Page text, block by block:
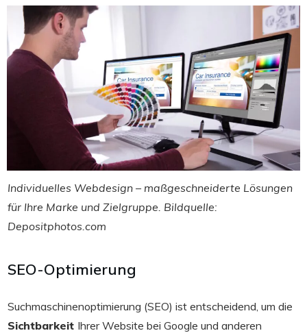
Individuelles Webdesign – maßgeschneiderte Lösungen
für Ihre Marke und Zielgruppe. Bildquelle:
Depositphotos.com
SEO-Optimierung
Suchmaschinenoptimierung (SEO) ist entscheidend, um die
Sichtbarkeit Ihrer Website bei Google und anderen